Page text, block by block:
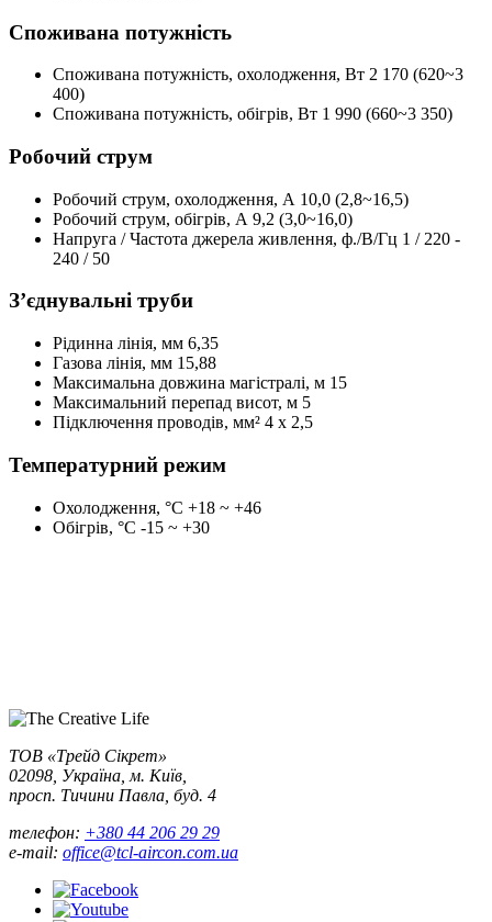
Споживана потужність
Споживана потужність, охолодження, Вт 2 170 (620~3
400)
Споживана потужність, обігрів, Вт 1 990 (660~3 350)
Робочий струм
Робочий струм, охолодження, А 10,0 (2,8~16,5)
Робочий струм, обігрів, А 9,2 (3,0~16,0)
Напруга / Частота джерела живлення, ф./В/Гц 1 / 220 -
240 / 50
З’єднувальні труби
Рідинна лінія, мм 6,35
Газова лінія, мм 15,88
Максимальна довжина магістралі, м 15
Максимальний перепад висот, м 5
Підключення проводів, мм² 4 x 2,5
Температурний режим
Охолодження, °С +18 ~ +46
Обігрів, °С -15 ~ +30
ТОВ «Трейд Сікрет»
02098, Україна, м. Київ,
просп. Тичини Павла, буд. 4
телефон: +380 44 206 29 29
e-mail: office@tcl-aircon.com.ua